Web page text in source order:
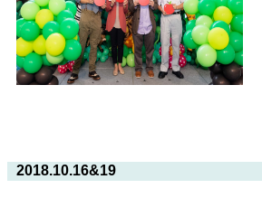
2018.10.16&19